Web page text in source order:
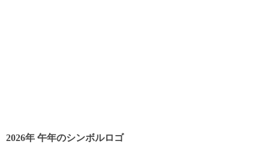
2026年 午年のシンボルロゴ